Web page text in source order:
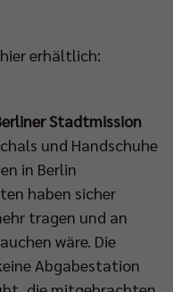
erhältlich:
Stadtmission
und Handschuhe
in Berlin
haben sicher
tragen und an
wäre. Die
Abgabestation